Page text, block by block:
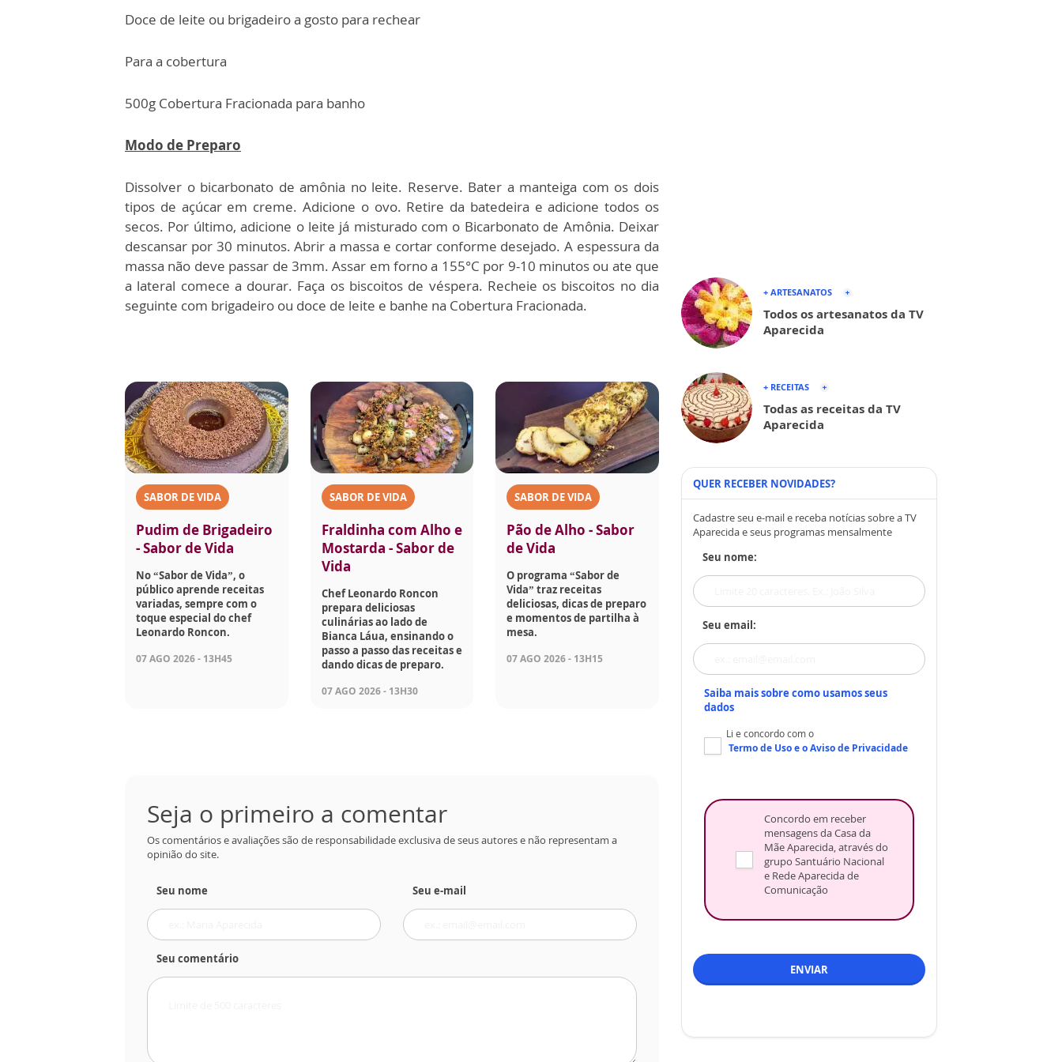
Doce de leite ou brigadeiro a gosto para rechear
Para a cobertura
500g Cobertura Fracionada para banho
Modo de Preparo
Dissolver o bicarbonato de amônia no leite. Reserve. Bater a manteiga com os dois
tipos de açúcar em creme. Adicione o ovo. Retire da batedeira e adicione todos os
secos. Por último, adicione o leite já misturado com o Bicarbonato de Amônia. Deixar
descansar por 30 minutos. Abrir a massa e cortar conforme desejado. A espessura da
massa não deve passar de 3mm. Assar em forno a 155°C por 9-10 minutos ou ate que
a lateral comece a dourar. Faça os biscoitos de véspera. Recheie os biscoitos no dia
seguinte com brigadeiro ou doce de leite e banhe na Cobertura Fracionada.
SABOR DE VIDA
Pudim de Brigadeiro
- Sabor de Vida
No “Sabor de Vida”, o
público aprende receitas
variadas, sempre com o
toque especial do chef
Leonardo Roncon.
07 AGO 2026 - 13H45
SABOR DE VIDA
Fraldinha com Alho e
Mostarda - Sabor de
Vida
Chef Leonardo Roncon
prepara deliciosas
culinárias ao lado de
Bianca Láua, ensinando o
passo a passo das receitas e
dando dicas de preparo.
07 AGO 2026 - 13H30
SABOR DE VIDA
Pão de Alho - Sabor
de Vida
O programa “Sabor de
Vida” traz receitas
deliciosas, dicas de preparo
e momentos de partilha à
mesa.
07 AGO 2026 - 13H15
Seja o primeiro a comentar
Os comentários e avaliações são de responsabilidade exclusiva de seus autores e não representam a
opinião do site.
Seu nome Seu e-mail
Seu comentário
+ ARTESANATOS
Todos os artesanatos da TV
Aparecida
+ RECEITAS
Todas as receitas da TV
Aparecida
QUER RECEBER NOVIDADES?
Cadastre seu e-mail e receba notícias sobre a TV
Aparecida e seus programas mensalmente
Seu nome:
Seu email:
Saiba mais sobre como usamos seus
dados
Li e concordo com o
Termo de Usoe oAviso de Privacidade
Concordo em receber
mensagens da Casa da
Mãe Aparecida, através do
grupo Santuário Nacional
e Rede Aparecida de
Comunicação
ENVIAR